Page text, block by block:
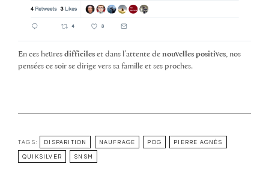
En ces heures difficiles et dans l’attente de nouvelles positives, nos
pensées ce soir se dirige vers sa famille et ses proches.
TAGS: DISPARITION NAUFRAGE PDG PIERRE AGNÈS
QUIKSILVER SNSM